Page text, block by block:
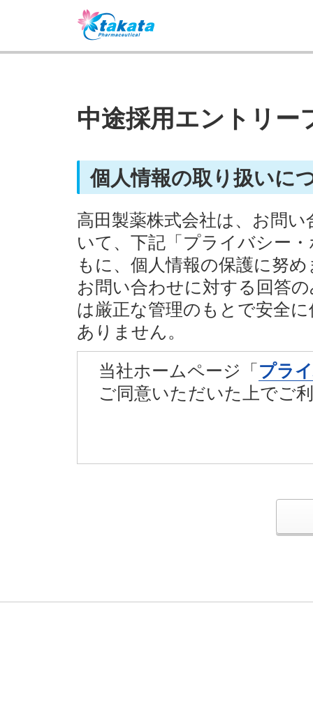
中途採用エントリー
個人情報の取り扱いに
高田製薬株式会社は、お問
いて、下記「プライバシー
もに、個人情報の保護に努め
お問い合わせに対する回答
は厳正な管理のもとで安全
ありません。
当社ホームページ「 プラ
ご同意いただいた上でご